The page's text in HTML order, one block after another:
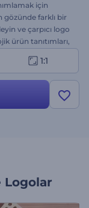
için
farklı bir
ve çarpıcı logo
ürün tanıtımları,
için harika bir
etki bırakma
1:1
Logolar